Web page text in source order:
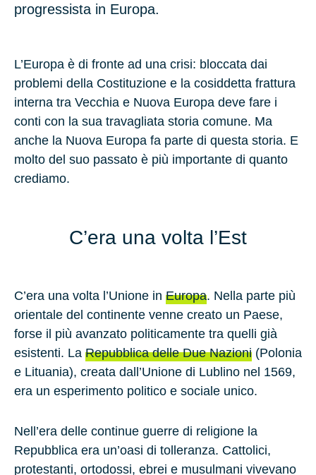
progressista in Europa.
L’Europa è di fronte ad una crisi: bloccata dai
problemi della Costituzione e la cosiddetta frattura
interna tra Vecchia e Nuova Europa deve fare i
conti con la sua travagliata storia comune. Ma
anche la Nuova Europa fa parte di questa storia. E
molto del suo passato è più importante di quanto
crediamo.
C’era una volta l’Est
C’era una volta l’Unione in Europa. Nella parte più
orientale del continente venne creato un Paese,
forse il più avanzato politicamente tra quelli già
esistenti. La Repubblica delle Due Nazioni (Polonia
e Lituania), creata dall’Unione di Lublino nel 1569,
era un esperimento politico e sociale unico.
Nell’era delle continue guerre di religione la
Repubblica era un’oasi di tolleranza. Cattolici,
protestanti, ortodossi, ebrei e musulmani vivevano